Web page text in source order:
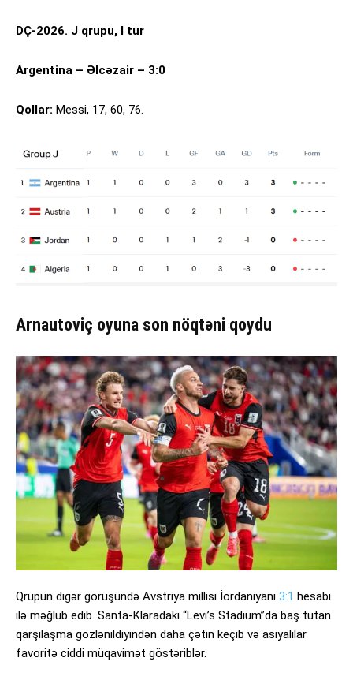
DÇ-2026. J qrupu, I tur
Argentina – Əlcəzair – 3:0
Qollar: Messi, 17, 60, 76.
Arnautoviç oyuna son nöqtəni qoydu
Qrupun digər görüşündə Avstriya millisi İordaniyanı 3:1 hesabı
ilə məğlub edib. Santa-Klaradakı “Levi’s Stadium”da baş tutan
qarşılaşma gözlənildiyindən daha çətin keçib və asiyalılar
favoritə ciddi müqavimət göstəriblər.